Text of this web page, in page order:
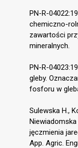
PN-R-
chemiczno-
zawartości
mineralnych.
PN-R-
gleby.
fosforu w
Sulewska H.,
jęczmienia
App. Agric.